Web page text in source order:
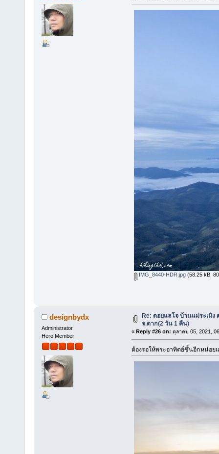
IMG_8440-HDR.jpg(58.25 kB,
designbydx
Administrator
Hero Member
Re: ดอยแลโจ บ้านแม่ระเมิง
จ.ตาก(2 วัน 1 คืน)
« Reply #26 on: ตุลาคม 05, 2021,
ต้องรอให้พระอาทิตย์ขึ้นอีกหน่อย